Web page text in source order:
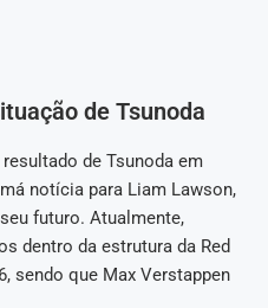
de Tsunoda
de Tsunoda em
notícia para Liam Lawson,
futuro. Atualmente,
dentro da estrutura da Red
sendo que Max Verstappen